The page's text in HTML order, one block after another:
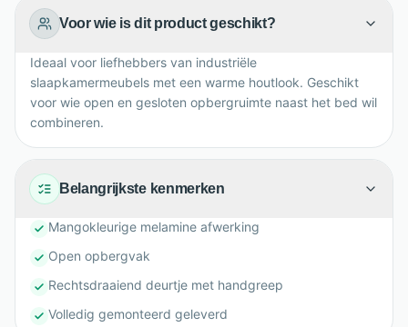
Voor wie is dit product geschikt?
Ideaal voor liefhebbers van industriële
slaapkamermeubels met een warme houtlook. Geschikt
voor wie open en gesloten opbergruimte naast het bed wil
combineren.
Belangrijkste kenmerken
Mangokleurige melamine afwerking
Open opbergvak
Rechtsdraaiend deurtje met handgreep
Volledig gemonteerd geleverd